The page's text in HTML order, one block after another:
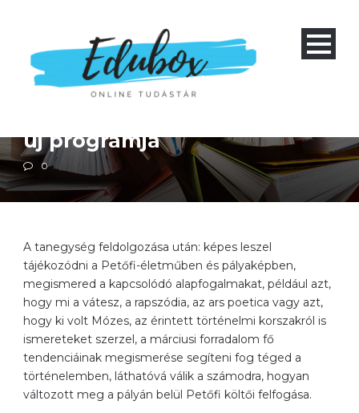
Négyéves gimnázium 1-4 és nyolcéves gimnázium 5-8
Szakközépiskola 1-4
Petőfi Sándor
új programja
0
A tanegység feldolgozása után: képes leszel
tájékozódni a Petőfi-életműben és pályaképben,
megismered a kapcsolódó alapfogalmakat, például azt,
hogy mi a vátesz, a rapszódia, az ars poetica vagy azt,
hogy ki volt Mózes, az érintett történelmi korszakról is
ismereteket szerzel, a márciusi forradalom fő
tendenciáinak megismerése segíteni fog téged a
történelemben, láthatóvá válik a számodra, hogyan
változott meg a pályán belül Petőfi költői felfogása.